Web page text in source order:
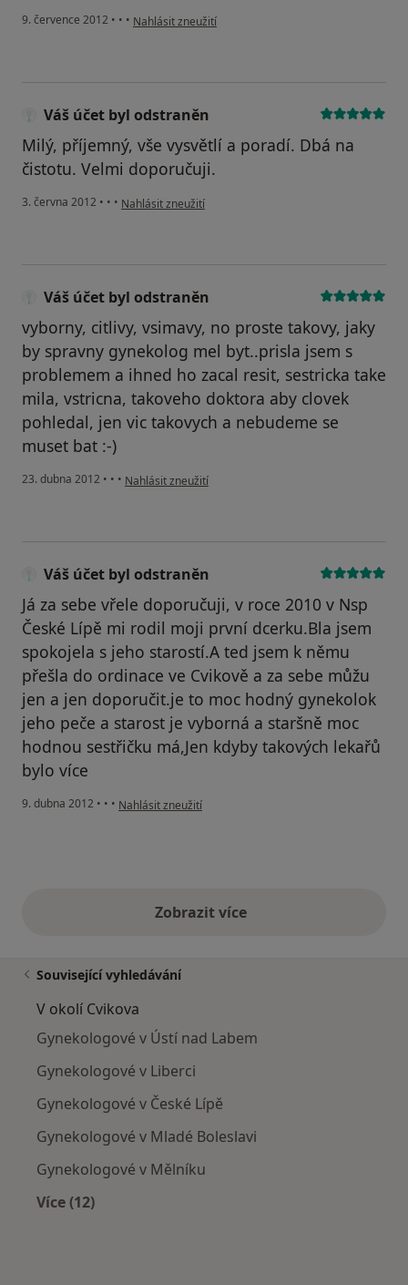
9. července 2012 • • • podle názoru uživatele Váš účet byl odstraněn
Nahlásit zneužití
Váš účet byl odstraněn
Milý, příjemný, vše vysvětlí a poradí. Dbá na
čistotu. Velmi doporučuji.
3. června 2012 • • • podle názoru uživatele Váš účet byl odstraněn
Nahlásit zneužití
Váš účet byl odstraněn
vyborny, citlivy, vsimavy, no proste takovy, jaky
by spravny gynekolog mel byt..prisla jsem s
problemem a ihned ho zacal resit, sestricka take
mila, vstricna, takoveho doktora aby clovek
pohledal, jen vic takovych a nebudeme se
muset bat :-)
23. dubna 2012 • • • podle názoru uživatele Váš účet byl odstraněn
Nahlásit zneužití
Váš účet byl odstraněn
Já za sebe vřele doporučuji, v roce 2010 v Nsp
České Lípě mi rodil moji první dcerku.Bla jsem
spokojela s jeho starostí.A ted jsem k němu
přešla do ordinace ve Cvikově a za sebe můžu
jen a jen doporučit.je to moc hodný gynekolok
jeho peče a starost je vyborná a staršně moc
hodnou sestřičku má,Jen kdyby takových lekařů
bylo více
9. dubna 2012 • • • podle názoru uživatele Váš účet byl odstraněn
Nahlásit zneužití
Zobrazit vícevýše uvedené názory
Související vyhledávání
V okolí Cvikova
Gynekologové v Ústí nad Labem
Gynekologové v Liberci
Gynekologové v České Lípě
Gynekologové v Mladé Boleslavi
Gynekologové v Mělníku
Více (12)